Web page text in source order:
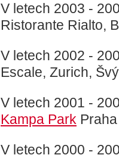
V letech 2003 -
Ristorante Rialto,
V letech 2002 -
Escale, Zurich,
V letech 2001 -
Kampa Park Praha
V letech 2000 -